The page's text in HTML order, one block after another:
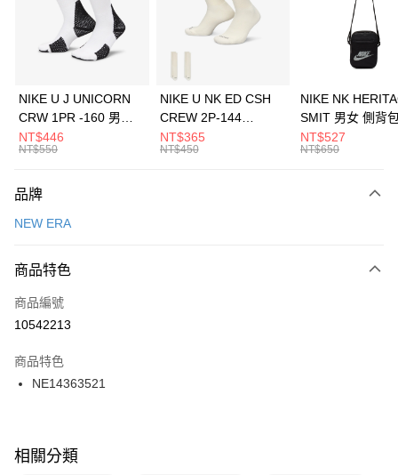
合作金庫商業銀行
第一商業銀行
華南商業銀行
彰化商業銀行
上海商業儲蓄銀行
元大商業銀行
台灣樂天信用卡公司
Apple Pay
全盈+PAY
AFTEE先享後付
【關於「AFTEE先享後付」】
便利好安心！
３．安心：先確認商品／服務後，再付款。
【「AFTEE先享後付」結帳流程】
１．於結帳方式選擇「AFTEE先享後付」後，將跳轉至「AFTEE先享後付」
２．訂單成立數日內，您將收到繳費通知簡訊。
３．收到繳費通知簡訊後14天內，點擊此簡訊中的連結，可透過四大超商／
ATM／網路銀行／等多元方式進行付款，方視為交易完成。
※ 交易是否成功請以「AFTEE先享後付 」之結帳頁面顯示為準，若有關於
是否繳費成功／繳費後需取消欲退款等相關疑問，請聯繫「AFTEE先享後付
運送方式
每筆NT$100，滿NT$1,500(含以上)免運費
宅配
每筆NT$100，滿NT$1,500(含以上)免運費
付款後門市自取
每筆NT$100，滿NT$1,500(含以上)免運費
NIKE U J UNICORN
CRW 1PR -160 男女
中統襪 FZ3393100
NT$446
NT$550
NIKE U NK ED CSH
CREW 2P-144
EMBRDY 男女 短統襪
FZ3073133
NT$365
NT$450
NIKE NK
SMIT 男女 側背
BA5871010
NT$527
NT$650
品牌
NEW ERA
商品特色
商品編號
10542213
商品特色
NE14363521
相關分類